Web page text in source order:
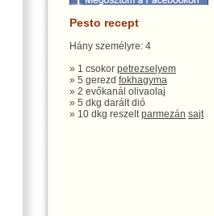
Pesto recept
Hány személyre: 4
» 1 csokor petrezselyem
» 5 gerezd fokhagyma
» 2 evőkanál olivaolaj
» 5 dkg darált dió
» 10 dkg reszeltparmezán sajt